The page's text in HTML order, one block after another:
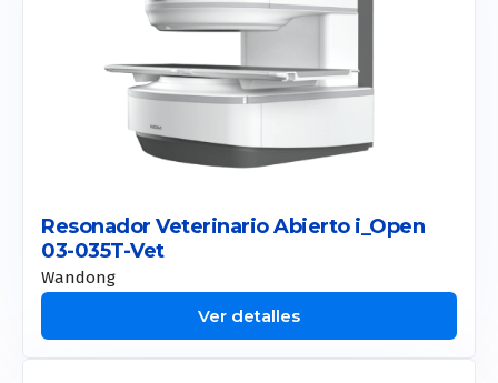
Onda Pro
Coolsculpting
Motus Pro
Allurion
Liposound
Resonador Veterinario Abierto i_Open
03-035T-Vet
Wandong
Ver detalles